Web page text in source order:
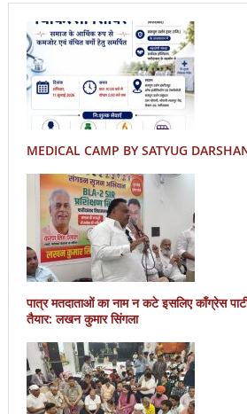
MEDICAL CAMP BY SATYUG
पात्र मतदाताओं का नाम न कटे इसलिए काँग्रेस
तैयार: लखन कुमार सिंगला